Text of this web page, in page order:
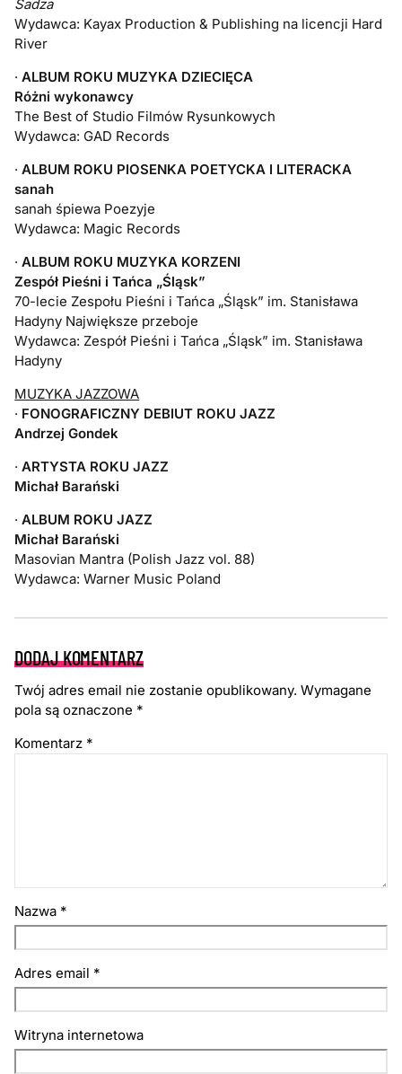
Sadza
Wydawca: Kayax Production & Publishing na licencji Hard
River
·ALBUM ROKU MUZYKA DZIECIĘCA
Różni wykonawcy
The Best of Studio Filmów Rysunkowych
Wydawca: GAD Records
·ALBUM ROKU PIOSENKA POETYCKA I LITERACKA
sanah
sanah śpiewa Poezyje
Wydawca: Magic Records
·ALBUM ROKU MUZYKA KORZENI
Zespół Pieśni i Tańca „Śląsk”
70-lecie Zespołu Pieśni i Tańca „Śląsk” im. Stanisława
Hadyny Największe przeboje
Wydawca: Zespół Pieśni i Tańca „Śląsk” im. Stanisława
Hadyny
MUZYKA JAZZOWA
· FONOGRAFICZNY DEBIUT ROKU JAZZ
Andrzej Gondek
·ARTYSTA ROKU JAZZ
Michał Barański
·ALBUM ROKU JAZZ
Michał Barański
Masovian Mantra (Polish Jazz vol. 88)
Wydawca: Warner Music Poland
DODAJ KOMENTARZ
Twój adres email nie zostanie opublikowany. Wymagane
pola są oznaczone *
Komentarz *
Nazwa *
Adres email *
Witryna internetowa